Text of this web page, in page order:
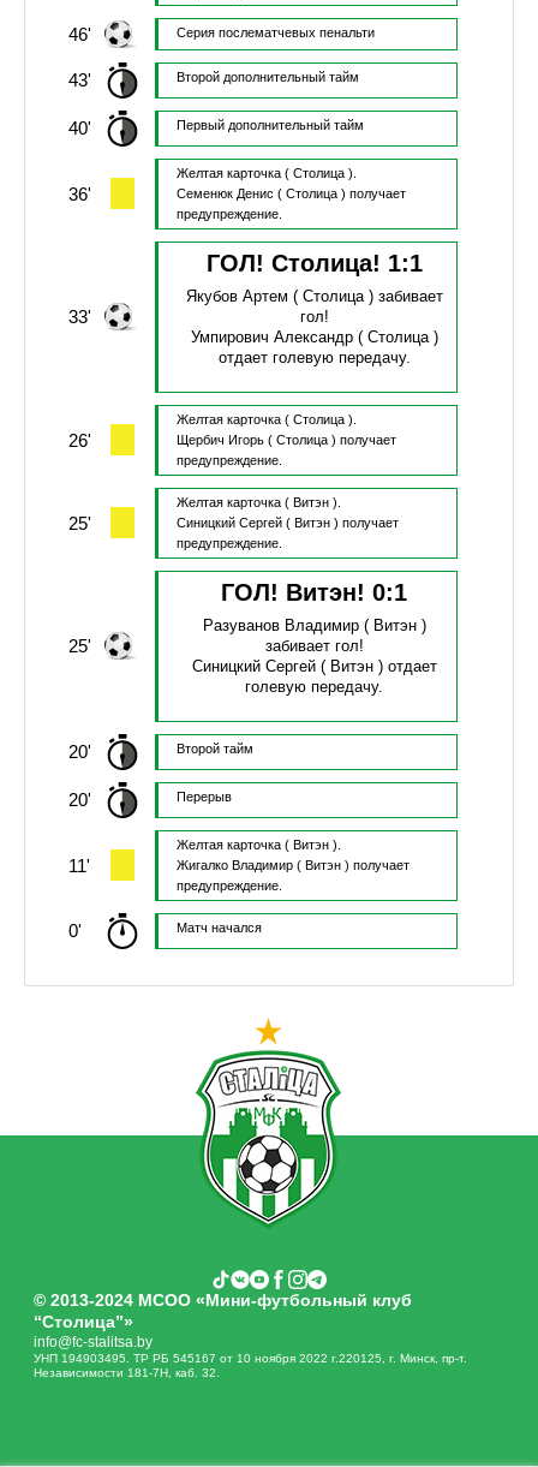
46' Серия послематчевых пенальти
43' Второй дополнительный тайм
40' Первый дополнительный тайм
36'
Желтая карточка ( Столица ).
Семенюк Денис ( Столица ) получает
предупреждение.
33'
ГОЛ! Столица! 1:1
Якубов Артем ( Столица ) забивает
гол!
Умпирович Александр( Столица )
отдает голевую передачу.
26'
Желтая карточка ( Столица ).
Щербич Игорь( Столица ) получает
предупреждение.
25'
Желтая карточка ( Витэн ).
Синицкий Сергей( Витэн ) получает
предупреждение.
25'
ГОЛ! Витэн!0:1
Разуванов Владимир( Витэн )
забивает гол!
Синицкий Сергей( Витэн ) отдает
голевую передачу.
20' Второй тайм
20' Перерыв
11'
Желтая карточка ( Витэн ).
Жигалко Владимир( Витэн ) получает
предупреждение.
0' Матч начался
© 2013-2024 МСОО «Мини-футбольный клуб
“Столица”»
info@fc-stalitsa.by
УНП 194903495. ТР РБ 545167 от 10 ноября 2022 г.220125, г. Минск, пр-т.
Независимости 181-7Н, каб. 32.